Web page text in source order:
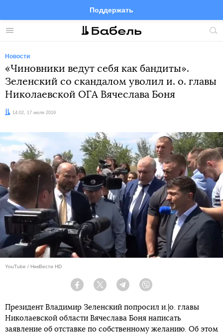
Меню
Поддержать
FacebookTelegramTwitter
Новости
«Чиновники ведут себя как бандиты».
Зеленский со скандалом уволил и. о. главы
Николаевской ОГА Вячеслава Боня
Дата:14:02, 17 июля 2019
YouTube / НикВести HD
Facebook Twitter Telegram
Президент Владимир Зеленский попросил и.|о. главы
Николаевской области Вячеслава Боня написать
заявление об отставке по собственному желанию. Об этом